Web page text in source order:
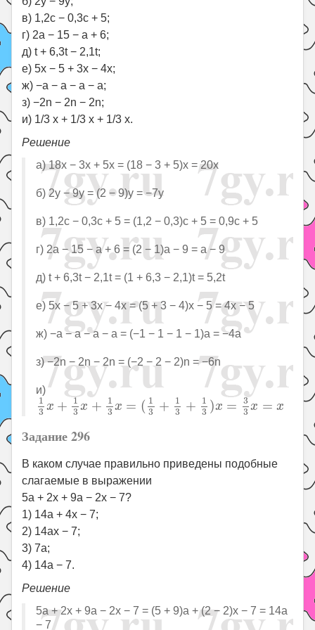
в) 1,2c − 0,3c + 5;
г) 2a − 15 − a + 6;
д) t + 6,3t − 2,1t;
е) 5x − 5 + 3x − 4x;
ж) −a − a − a − a;
з) −2n − 2n − 2n;
и) 1/3 x + 1/3 x + 1/3 x.
Решение
а) 18x − 3x + 5x = (18 − 3 + 5)x = 20x
б) 2y − 9y = (2 − 9)y = −7y
в) 1,2c − 0,3c + 5 = (1,2 − 0,3)c + 5 = 0,9c + 5
г) 2a − 15 − a + 6 = (2 − 1)a − 9 = a − 9
д) t + 6,3t − 2,1t = (1 + 6,3 − 2,1)t = 5,2t
е) 5x − 5 + 3x − 4x = (5 + 3 − 4)x − 5 = 4x − 5
ж) −a − a − a − a = (−1 − 1 − 1 − 1)a = −4a
з) −2n − 2n − 2n = (−2 − 2 − 2)n = −6n
и)
1
3 x + 1
3 x +
1
3 x = ( 1
3 +
1
3 +
1
3 )x =
3
3 x = x
13 +13x+1 3 3 + +1 x= 3x=x
Задание 296
В каком случае правильно приведены подобные
слагаемые в выражении
5a + 2x + 9a − 2x − 7?
1) 14a + 4x − 7;
2) 14ax − 7;
3) 7a;
4) 14a − 7.
Решение
5a + 2x + 9a − 2x − 7 = (5 + 9)a + (2 − 2)x − 7 = 14a
− 7